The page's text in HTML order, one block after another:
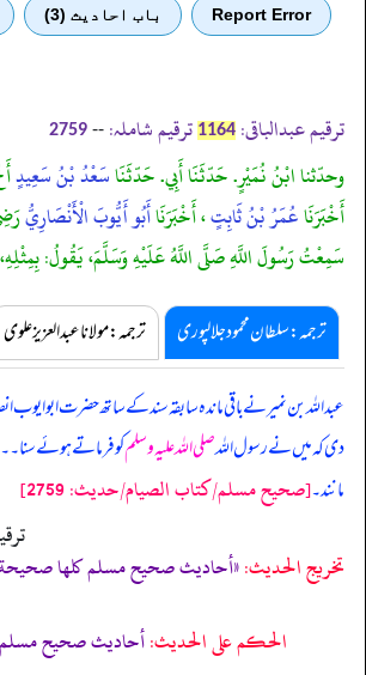
Report Error باب احادیث (3)
ترقیم عبدالباقی: 1164 ترقیم شاملہ: --
2759
وحدّثنا ابْنُ نُمَيْرٍ. حَدّثَنَا أَبِي. حَدّثَنَاسَعْدُ بْنُ سَعِيدٍ
أَخْبَرَنَاعُمَرُ بْنُ ثَابِتٍ، أَخْبَرَنَاأَبُو أَيُّوبَ الْأَنْصَارِيُّ
سَمِعْتُ رَسُولَ اللَّهِ صَلَّى اللَّهُ عَلَيْهِ وَسَلَّمَ، يَقُولُ: بِمِثْلِهِ،
ترجمہ:سلطان محمود جلالپوری ترجمہ:مولانا عبدالعزیز علوی
عبداللہ بن نمیر نے باقی ماندہ سابقہ سند کے ساتھ حضرت
دی کہ میں نے رسول اللہصلی اللہ علیہ وسلمکو فرماتے ہوئے
مانند۔[صحيح مسلم/كتاب الصيام/حدیث: 2759]
تخریج الحدیث:«أحاديث صحيح مسلم كلها
الحكم على الحديث:أحاديث صحيح